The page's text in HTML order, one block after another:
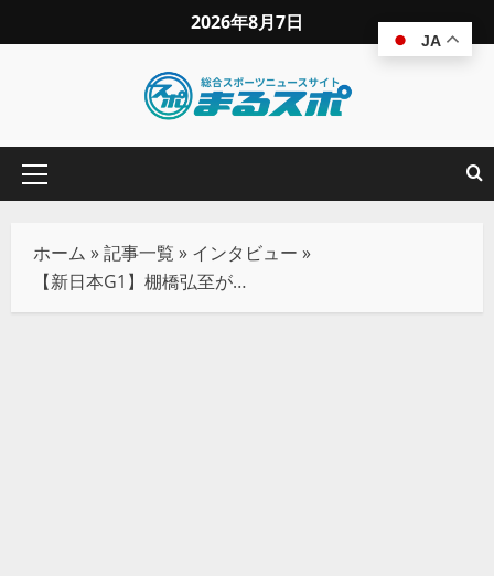
2026年8月7日
ホーム »記事一覧 » インタビュー »
【新日本G1】棚橋弘至が大岩との前哨戦に敗れるも「G1に再起懸ける」
JA